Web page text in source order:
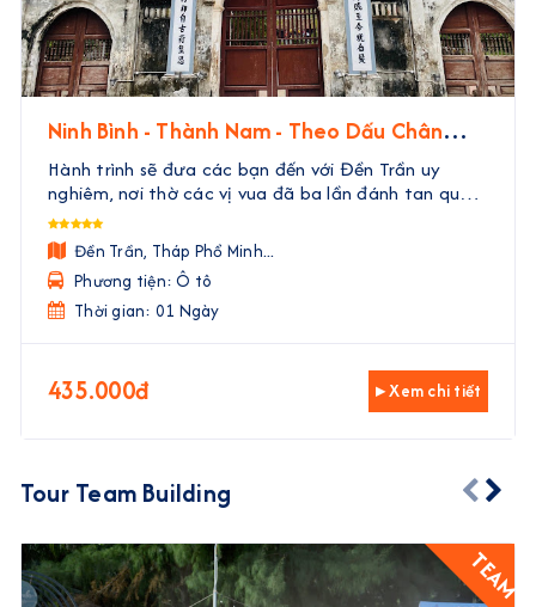
Ninh Bình - Thành Nam - Theo Dấu Chân
Nhà Trần
Hành trình sẽ đưa các bạn đến với Đền Trần uy
nghiêm, nơi thờ các vị vua đã ba lần đánh tan quân
Nguyên Mông. Tại đây, các bạn sẽ được tận mắt
thấy những di tích, nghe những câu chuyện về các
vị tướn ...
Đền Trần, Tháp Phổ Minh...
Phương tiện: Ô tô
Thời gian: 01 Ngày
435.000đ ▸ Xem chi tiết
Tour Team Building
TEAM